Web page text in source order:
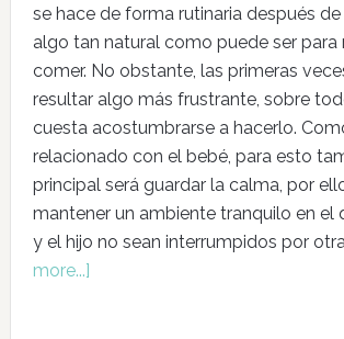
se hace de forma rutinaria después de
algo tan natural como puede ser para
comer. No obstante, las primeras
resultar algo más frustrante, sobre
cuesta acostumbrarse a hacerlo.
relacionado con el bebé, para esto
principal será guardar la calma, por
mantener un ambiente tranquilo en el
y el hijo no sean interrumpidos por
more...]